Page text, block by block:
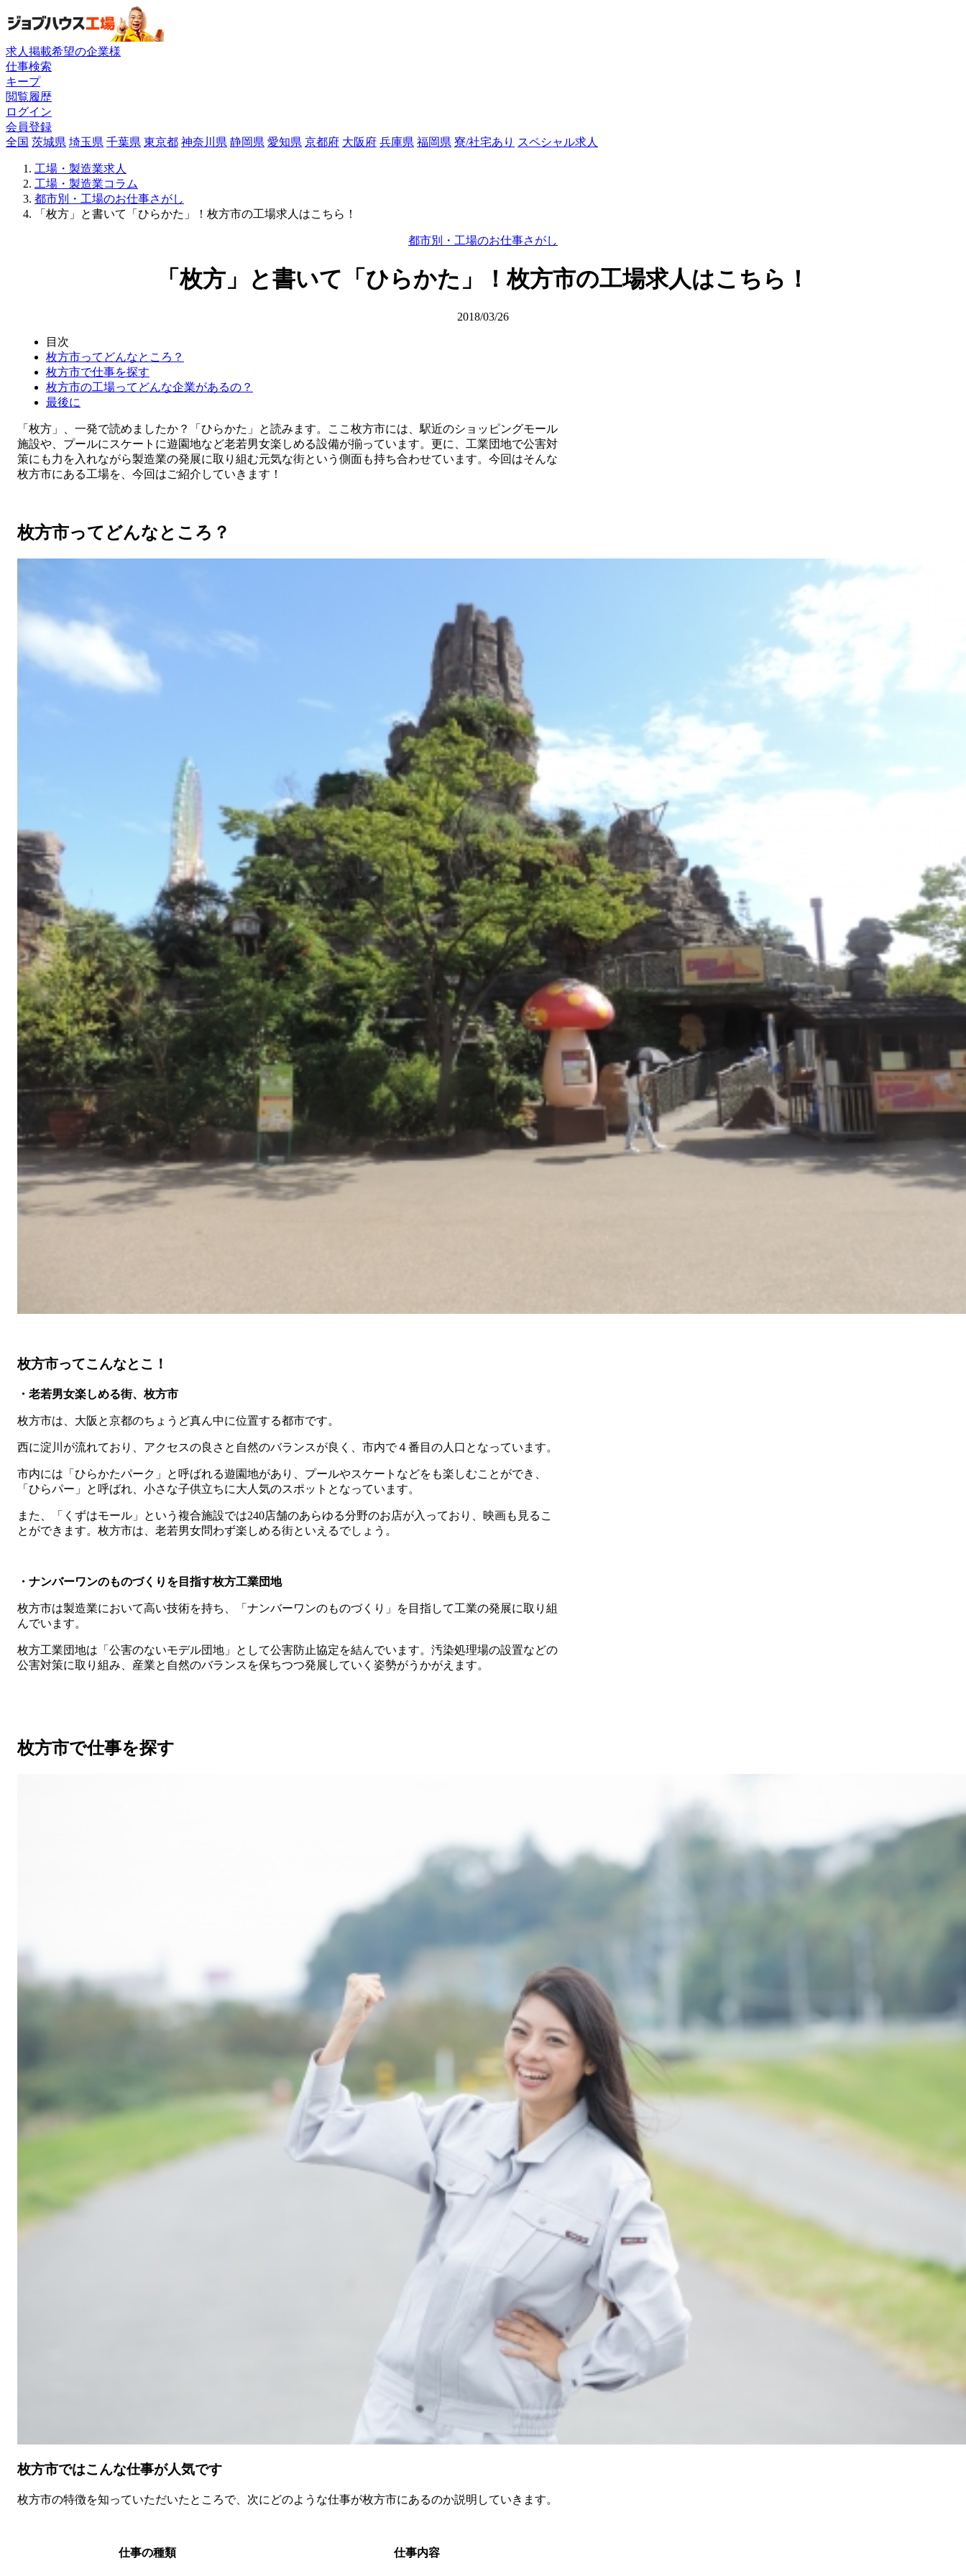
求人掲載希望の企業様
仕事検索
キープ
閲覧履歴
ログイン
会員登録
全国 茨城県 埼玉県 千葉県 東京都 神奈川県 静岡県 愛知県 京都府 大阪府 兵庫県 福岡県 寮/社宅あり スペシャル求人
工場・製造業求人
工場・製造業コラム
都市別・工場のお仕事さがし
「枚方」と書いて「ひらかた」！枚方市の工場求人はこちら！
都市別・工場のお仕事さがし
「枚方」と書いて「ひらかた」！枚方市の工場求人はこちら！
2018/03/26
目次
枚方市ってどんなところ？
枚方市で仕事を探す
枚方市の工場ってどんな企業があるの？
最後に
「枚方」、一発で読めましたか？「ひらかた」と読みます。ここ枚方市には、駅近のショッピングモール
施設や、プールにスケートに遊園地など老若男女楽しめる設備が揃っています。更に、工業団地で公害対
策にも力を入れながら製造業の発展に取り組む元気な街という側面も持ち合わせています。今回はそんな
枚方市にある工場を、今回はご紹介していきます！
枚方市ってどんなところ？
枚方市ってこんなとこ！
・老若男女楽しめる街、枚方市
枚方市は、大阪と京都のちょうど真ん中に位置する都市です。
西に淀川が流れており、アクセスの良さと自然のバランスが良く、市内で４番目の人口となっています。
市内には「ひらかたパーク」と呼ばれる遊園地があり、プールやスケートなどをも楽しむことができ、
「ひらパー」と呼ばれ、小さな子供立ちに大人気のスポットとなっています。
また、「くずはモール」という複合施設では240店舗のあらゆる分野のお店が入っており、映画も見るこ
とができます。枚方市は、老若男女問わず楽しめる街といえるでしょう。
・ナンバーワンのものづくりを目指す枚方工業団地
枚方市は製造業において高い技術を持ち、「ナンバーワンのものづくり」を目指して工業の発展に取り組
んでいます。
枚方工業団地は「公害のないモデル団地」として公害防止協定を結んでいます。汚染処理場の設置などの
公害対策に取り組み、産業と自然のバランスを保ちつつ発展していく姿勢がうかがえます。
枚方市で仕事を探す
枚方市ではこんな仕事が人気です
枚方市の特徴を知っていただいたところで、次にどのような仕事が枚方市にあるのか説明していきます。
仕事の種類 仕事内容